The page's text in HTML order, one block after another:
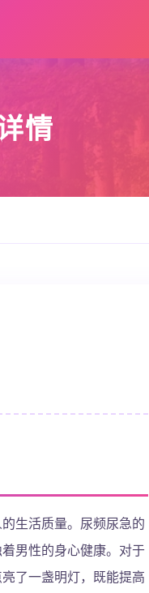
情
生活质量。尿频尿急的
男性的身心健康。对于
了一盏明灯，既能提高